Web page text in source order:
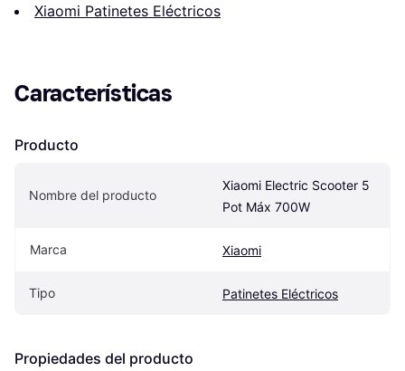
Xiaomi Patinetes Eléctricos
Características
Producto
Nombre del producto
Xiaomi Electric Scooter 5
Pot Máx 700W
Marca Xiaomi
Tipo Patinetes Eléctricos
Propiedades del producto